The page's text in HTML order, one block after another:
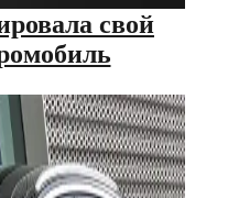
свой